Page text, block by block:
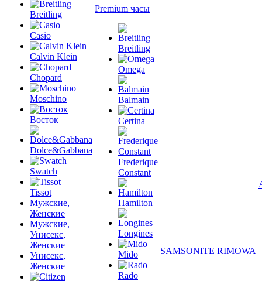
Breitling
Casio
Calvin Klein
Chopard
Moschino
Восток
Dolce&Gabbana
Swatch
Tissot
Мужские,
Женские
Мужские,
Унисекс,
Женские
Унисекс,
Женские
Premium часы
Breitling
Omega
Balmain
Certina
Frederique
Constant
Hamilton
Longines
Mido
Rado
SAMSONITE RIMOWA